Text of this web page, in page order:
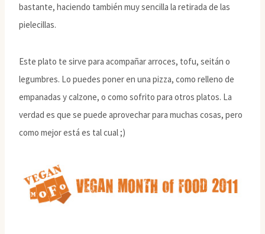
bastante, haciendo también muy sencilla la retirada de las
pielecillas.
Este plato te sirve para acompañar arroces, tofu, seitán o
legumbres. Lo puedes poner en una pizza, como relleno de
empanadas y calzone, o como sofrito para otros platos. La
verdad es que se puede aprovechar para muchas cosas, pero
como mejor está es tal cual ;)